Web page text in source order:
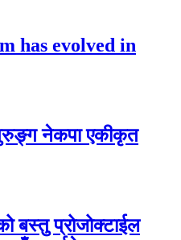
has evolved in
गुरुङ्ग नेकपा एकीकृत
बस्तु प्रोजोक्टाईल